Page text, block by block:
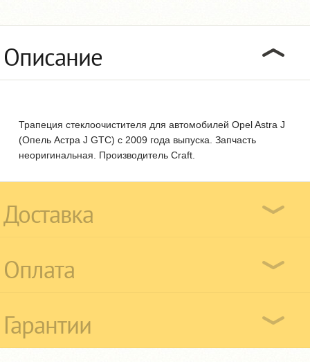
Описание
Трапеция стеклоочистителя для автомобилей Opel Astra J
(Опель Астра J GTC) с 2009 года выпуска. Запчасть
неоригинальная. Производитель Craft.
Доставка
Оплата
Гарантии